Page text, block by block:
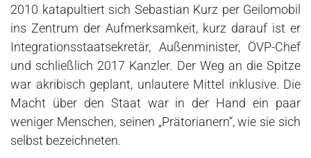
2010 katapultiert sich Sebastian Kurz per Geilomobil
ins Zentrum der Aufmerksamkeit, kurz darauf ist er
Integrationsstaatsekretär, Außenminister, ÖVP-Chef
und schließlich 2017 Kanzler. Der Weg an die Spitze
war akribisch geplant, unlautere Mittel inklusive. Die
Macht über den Staat war in der Hand ein paar
weniger Menschen, seinen „Prätorianern“, wie sie sich
selbst bezeichneten.